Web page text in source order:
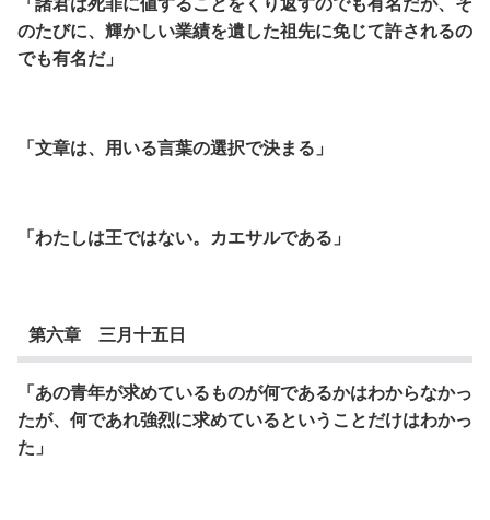
「諸君は死罪に値することをくり返すのでも有名だが、 そ
のたびに、輝かしい業績を遺した祖先に免じて許されるの
でも有名だ」
「文章は、用いる言葉の選択で決まる」
「わたしは王ではない。カエサルである」
第六章 三月十五日
「あの青年が求めているものが何であるかはわからなかっ
たが、 何であれ強烈に求めているということだけはわかっ
た」